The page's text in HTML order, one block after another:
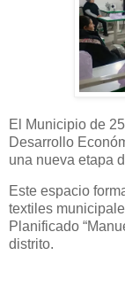
El Municipio de
Desarrollo
una nueva etapa
Este espacio
textiles
Planificado
distrito.